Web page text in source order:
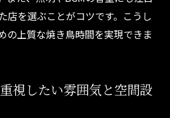
店を選ぶことがコツです。こうし
の上質な焼き鳥時間を実現できま
視したい雰囲気と空間設